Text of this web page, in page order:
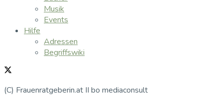
Musik
Events
Hilfe
Adressen
Begriffswiki
(C) Frauenratgeberin.at II bo mediaconsult